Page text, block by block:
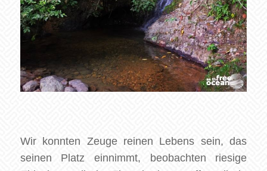
Wir konnten Zeuge reinen Lebens sein, das
seinen Platz einnimmt, beobachten riesige